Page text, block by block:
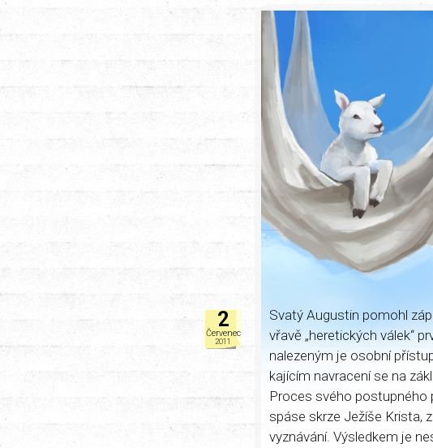
2
Červenec
2011
Svatý Augustin pomohl
vřavě „heretických válek“
nalezeným je osobní
kajícím navracení se na
Proces svého postupného
spáse skrze Ježíše Krista,
vyznávání. Výsledkem je